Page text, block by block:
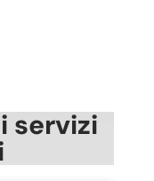
servizi